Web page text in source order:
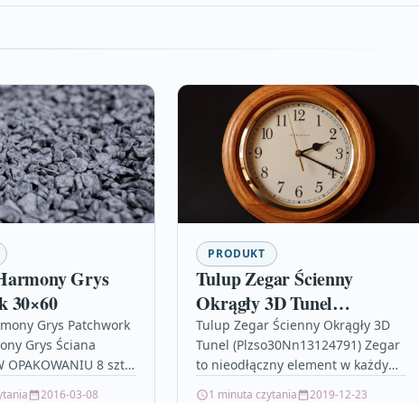
Grys
30×60
Grys Patchwork
Grys Ściana
OPAKOWANIU 8 szt. /
2016-03-08
PRODUKT
Tulup Zegar Ścienny
Okrągły 3D Tunel
(Plzso30Nn13124791)
Tulup Zegar Ścienny Okrągły 3D
Tunel (Plzso30Nn13124791) Zegar
to nieodłączny element w każdym
1 minuta czytania 2019-12-23